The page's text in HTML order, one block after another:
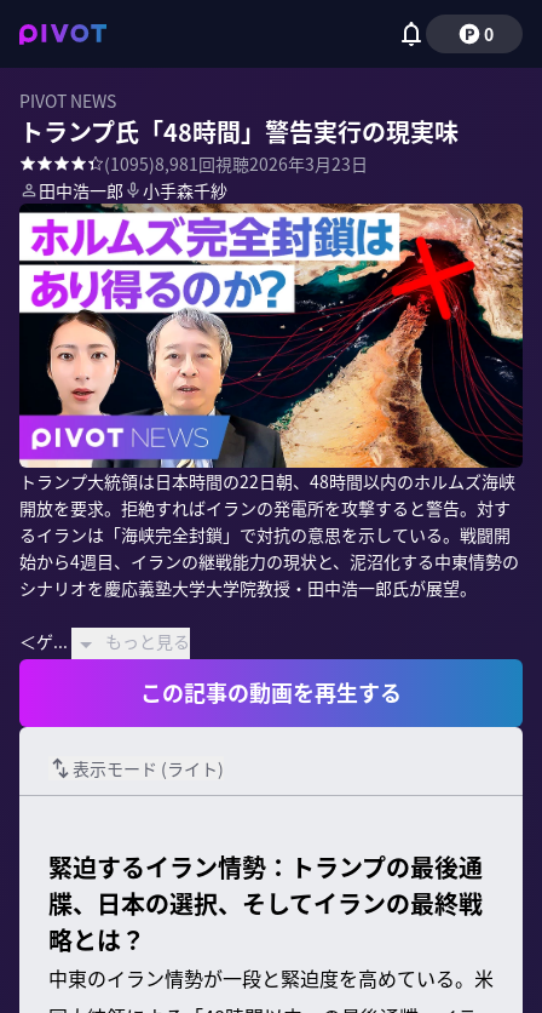
0
PIVOT NEWS
トランプ氏「48時間」警告実行の現実味
(1095)8,981回視聴2026年3月23日
田中浩一郎
小手森千紗
トランプ大統領は日本時間の22日朝、48時間以内のホルムズ海峡
開放を要求。拒絶すればイランの発電所を攻撃すると警告。対す
るイランは「海峡完全封鎖」で対抗の意思を示している。戦闘開
始から4週目、イランの継戦能力の現状と、泥沼化する中東情勢の
シナリオを慶応義塾大学大学院教授・田中浩一郎氏が展望。
＜ゲ... もっと見る
この記事の動画を再生する
表示モード (ライト)
緊迫するイラン情勢：トランプの最後通
牒、日本の選択、そしてイランの最終戦
略とは？
中東のイラン情勢が一段と緊迫度を高めている。米